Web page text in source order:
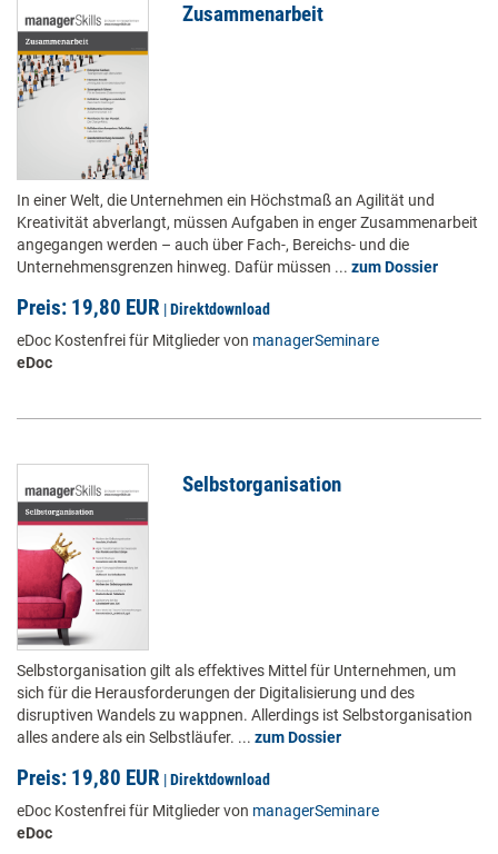
Zusammenarbeit
In einer Welt, die Unternehmen ein Höchstmaß an Agilität und
Kreativität abverlangt, müssen Aufgaben in enger Zusammenarbeit
angegangen werden – auch über Fach-, Bereichs- und die
Unternehmensgrenzen hinweg. Dafür müssen ... zum Dossier
Preis: 19,80 EUR |Direktdownload
eDoc Kostenfrei für Mitglieder von managerSeminare
eDoc
Selbstorganisation
Selbstorganisation gilt als effektives Mittel für Unternehmen, um
sich für die Herausforderungen der Digitalisierung und des
disruptiven Wandels zu wappnen. Allerdings ist Selbstorganisation
alles andere als ein Selbstläufer. ... zum Dossier
Preis: 19,80 EUR |Direktdownload
eDoc Kostenfrei für Mitglieder von managerSeminare
eDoc